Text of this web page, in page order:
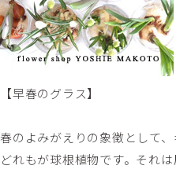
【早春のグラス】
春のよみがえりの象徴として
どれもが球根植物です。それ